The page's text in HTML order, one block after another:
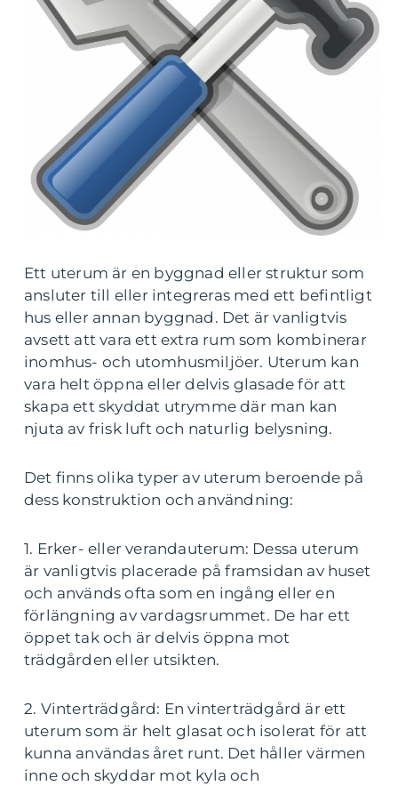
Ett uterum är en byggnad eller struktur som
ansluter till eller integreras med ett befintligt
hus eller annan byggnad. Det är vanligtvis
avsett att vara ett extra rum som kombinerar
inomhus- och utomhusmiljöer. Uterum kan
vara helt öppna eller delvis glasade för att
skapa ett skyddat utrymme där man kan
njuta av frisk luft och naturlig belysning.
Det finns olika typer av uterum beroende på
dess konstruktion och användning:
1. Erker- eller verandauterum: Dessa uterum
är vanligtvis placerade på framsidan av huset
och används ofta som en ingång eller en
förlängning av vardagsrummet. De har ett
öppet tak och är delvis öppna mot
trädgården eller utsikten.
2. Vinterträdgård: En vinterträdgård är ett
uterum som är helt glasat och isolerat för att
kunna användas året runt. Det håller värmen
inne och skyddar mot kyla och